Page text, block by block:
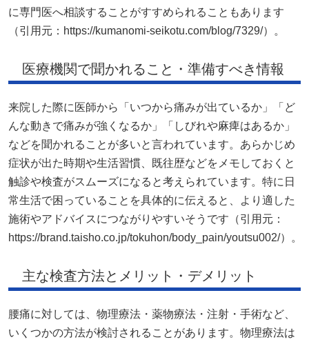
に専門医へ相談することがすすめられることもあります
（引用元：https://kumanomi-seikotu.com/blog/7329/）。
医療機関で聞かれること・準備すべき情報
来院した際に医師から「いつから痛みが出ているか」「ど
んな動きで痛みが強くなるか」「しびれや麻痺はあるか」
などを聞かれることが多いと言われています。あらかじめ
症状が出た時期や生活習慣、既往歴などをメモしておくと
触診や検査がスムーズになると考えられています。特に日
常生活で困っていることを具体的に伝えると、より適した
施術やアドバイスにつながりやすいそうです（引用元：
https://brand.taisho.co.jp/tokuhon/body_pain/youtsu002/）。
主な検査方法とメリット・デメリット
腰痛に対しては、物理療法・薬物療法・注射・手術など、
いくつかの方法が検討されることがあります。物理療法は